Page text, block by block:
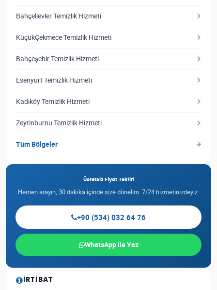
Bahçelievler Temizlik Hizmeti
KüçükÇekmece Temizlik Hizmeti
Bahçeşehir Temizlik Hizmeti
Esenyurt Temizlik Hizmeti
Kadıköy Temizlik Hizmeti
Zeytinburnu Temizlik Hizmeti
Tüm Bölgeler
Ücretsiz Fiyat Teklifi
Hemen arayın, 30 dakika içinde size dönelim. 7/24 hizmetinizdeyiz.
+90 (534) 032 64 76
WhatsApp ile Yaz
İRTIBAT